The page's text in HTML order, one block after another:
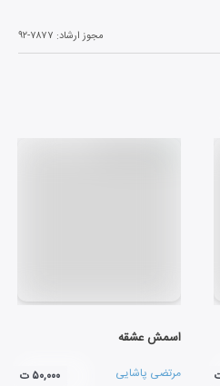
مجوز ارشاد: ۹۲-۷۸۷۷
اسمش عشقه
مرتضی پاشایی ۵۰,۰۰۰ ت